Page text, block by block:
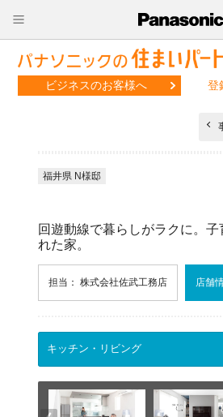
ビジネスのお客様へ 登
福井県 N様邸
回遊動線で暮らしがラクに。子
れた家。
担当： 株式会社佐武工務店 店舗